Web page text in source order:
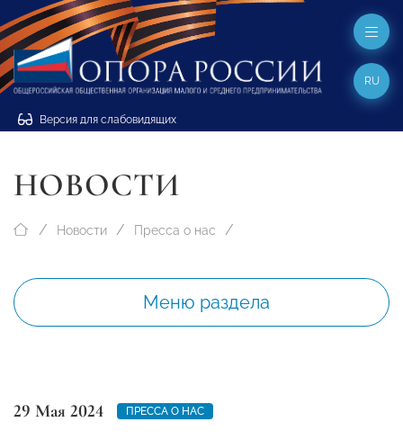
Версия для слабовидящих
RU
НОВОСТИ
Новости Пресса о нас
Меню раздела
29 Мая 2024 ПРЕССА О НАС